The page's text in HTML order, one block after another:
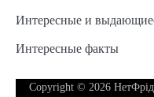
Интересные и
Интересные факты
Copyright © 2026